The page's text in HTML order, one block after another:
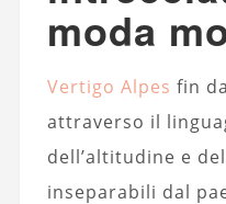
moda
Vertigo Alpes fin
attraverso il
dell’altitudine e
inseparabili dal